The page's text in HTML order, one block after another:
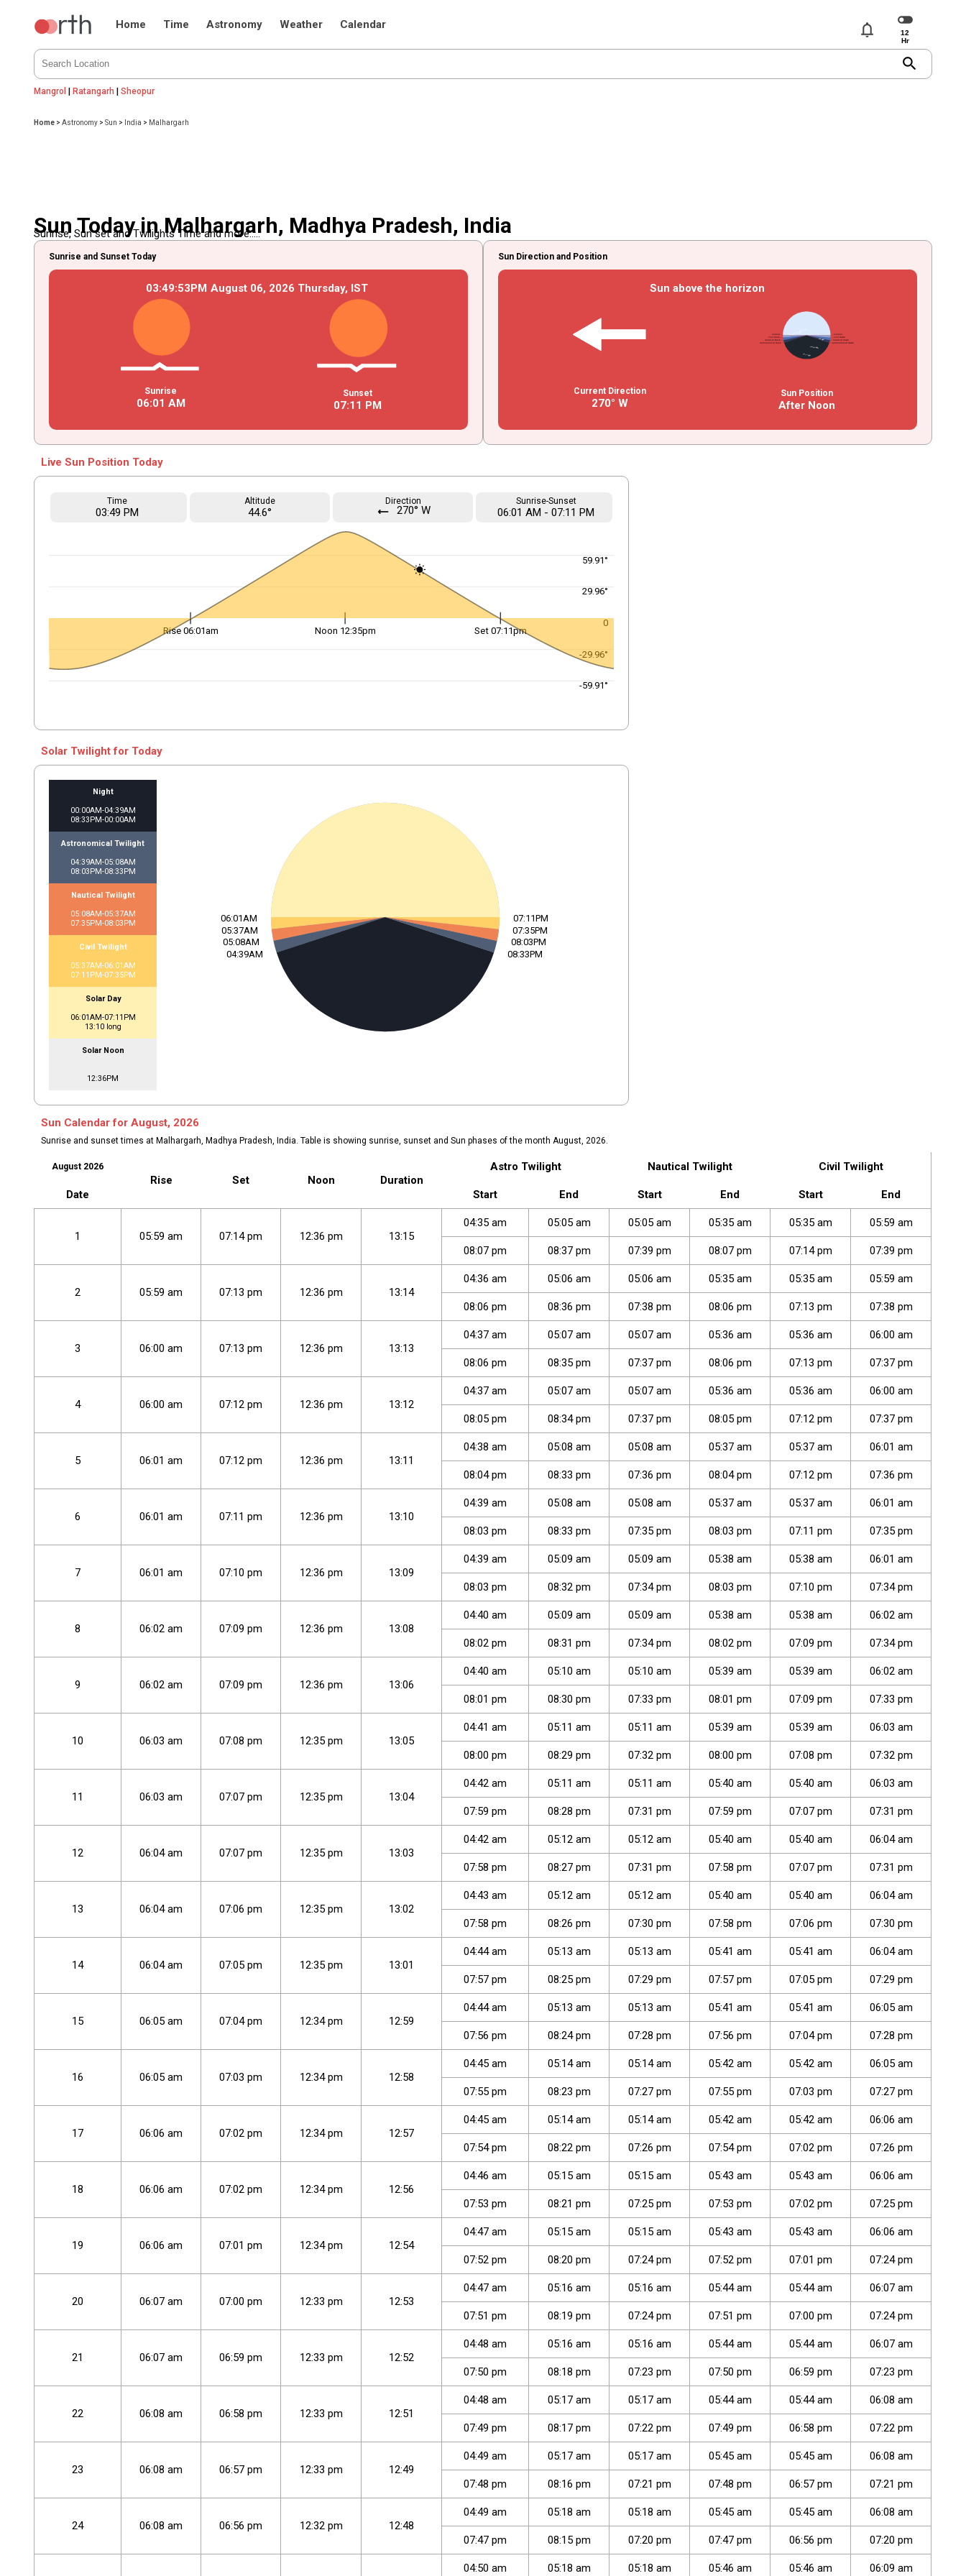
Home Time Astronomy Weather Calendar notifications
search
Mangrol |Ratangarh |Sheopur
Home >Astronomy >Sun > India > Malhargarh
Sun Today in Malhargarh, Madhya Pradesh, India
Sunrise, Sun set and Twilights Time and more.....
Sunrise and Sunset Today
03:49:54PM August 06, 2026 Thursday, IST
Sunrise
06:01 AM
Sunset
07:11 PM
Sun Direction and Position
Sun above the horizon
Current Direction
270° W
Sun Position
After Noon
Live Sun Position Today
Time
03:49 PM
Altitude
44.6°
Direction
straight 270° W
Sunrise-Sunset
06:01 AM -07:11 PM
Rise 06:01am Set 07:11pm
Noon 12:35pm
59.91°
29.96°
0
-29.96°
-59.91°
Solar Twilight for Today
Night
00:00AM-04:39AM
08:33PM-00:00AM
Astronomical Twilight
04:39AM-05:08AM
08:03PM-08:33PM
Nautical Twilight
05:08AM-05:37AM
07:35PM-08:03PM
Civil Twilight
05:37AM-06:01AM
07:11PM-07:35PM
Solar Day
06:01AM-07:11PM
13:10 long
Solar Noon
12:36PM
06:01AM
05:37AM
05:08AM
04:39AM 08:33PM
08:03PM
07:35PM
07:11PM
Sun Calendar for August, 2026
Sunrise and sunset times at Malhargarh, Madhya Pradesh, India. Table is showing sunrise, sunset and Sun phases of the month August, 2026.
August 2026
Rise Set Noon Duration
Astro Twilight Nautical Twilight Civil Twilight
Date Start End Start End Start End
1 05:59 am 07:14 pm 12:36 pm 13:15
04:35 am 05:05 am 05:05 am 05:35 am 05:35 am 05:59 am
08:07 pm 08:37 pm 07:39 pm 08:07 pm 07:14 pm 07:39 pm
2 05:59 am 07:13 pm 12:36 pm 13:14
04:36 am 05:06 am 05:06 am 05:35 am 05:35 am 05:59 am
08:06 pm 08:36 pm 07:38 pm 08:06 pm 07:13 pm 07:38 pm
3 06:00 am 07:13 pm 12:36 pm 13:13
04:37 am 05:07 am 05:07 am 05:36 am 05:36 am 06:00 am
08:06 pm 08:35 pm 07:37 pm 08:06 pm 07:13 pm 07:37 pm
4 06:00 am 07:12 pm 12:36 pm 13:12
04:37 am 05:07 am 05:07 am 05:36 am 05:36 am 06:00 am
08:05 pm 08:34 pm 07:37 pm 08:05 pm 07:12 pm 07:37 pm
5 06:01 am 07:12 pm 12:36 pm 13:11
04:38 am 05:08 am 05:08 am 05:37 am 05:37 am 06:01 am
08:04 pm 08:33 pm 07:36 pm 08:04 pm 07:12 pm 07:36 pm
6 06:01 am 07:11 pm 12:36 pm 13:10
04:39 am 05:08 am 05:08 am 05:37 am 05:37 am 06:01 am
08:03 pm 08:33 pm 07:35 pm 08:03 pm 07:11 pm 07:35 pm
7 06:01 am 07:10 pm 12:36 pm 13:09
04:39 am 05:09 am 05:09 am 05:38 am 05:38 am 06:01 am
08:03 pm 08:32 pm 07:34 pm 08:03 pm 07:10 pm 07:34 pm
8 06:02 am 07:09 pm 12:36 pm 13:08
04:40 am 05:09 am 05:09 am 05:38 am 05:38 am 06:02 am
08:02 pm 08:31 pm 07:34 pm 08:02 pm 07:09 pm 07:34 pm
9 06:02 am 07:09 pm 12:36 pm 13:06
04:40 am 05:10 am 05:10 am 05:39 am 05:39 am 06:02 am
08:01 pm 08:30 pm 07:33 pm 08:01 pm 07:09 pm 07:33 pm
10 06:03 am 07:08 pm 12:35 pm 13:05
04:41 am 05:11 am 05:11 am 05:39 am 05:39 am 06:03 am
08:00 pm 08:29 pm 07:32 pm 08:00 pm 07:08 pm 07:32 pm
11 06:03 am 07:07 pm 12:35 pm 13:04
04:42 am 05:11 am 05:11 am 05:40 am 05:40 am 06:03 am
07:59 pm 08:28 pm 07:31 pm 07:59 pm 07:07 pm 07:31 pm
12 06:04 am 07:07 pm 12:35 pm 13:03
04:42 am 05:12 am 05:12 am 05:40 am 05:40 am 06:04 am
07:58 pm 08:27 pm 07:31 pm 07:58 pm 07:07 pm 07:31 pm
13 06:04 am 07:06 pm 12:35 pm 13:02
04:43 am 05:12 am 05:12 am 05:40 am 05:40 am 06:04 am
07:58 pm 08:26 pm 07:30 pm 07:58 pm 07:06 pm 07:30 pm
14 06:04 am 07:05 pm 12:35 pm 13:01
04:44 am 05:13 am 05:13 am 05:41 am 05:41 am 06:04 am
07:57 pm 08:25 pm 07:29 pm 07:57 pm 07:05 pm 07:29 pm
15 06:05 am 07:04 pm 12:34 pm 12:59
04:44 am 05:13 am 05:13 am 05:41 am 05:41 am 06:05 am
07:56 pm 08:24 pm 07:28 pm 07:56 pm 07:04 pm 07:28 pm
16 06:05 am 07:03 pm 12:34 pm 12:58
04:45 am 05:14 am 05:14 am 05:42 am 05:42 am 06:05 am
07:55 pm 08:23 pm 07:27 pm 07:55 pm 07:03 pm 07:27 pm
17 06:06 am 07:02 pm 12:34 pm 12:57
04:45 am 05:14 am 05:14 am 05:42 am 05:42 am 06:06 am
07:54 pm 08:22 pm 07:26 pm 07:54 pm 07:02 pm 07:26 pm
18 06:06 am 07:02 pm 12:34 pm 12:56
04:46 am 05:15 am 05:15 am 05:43 am 05:43 am 06:06 am
07:53 pm 08:21 pm 07:25 pm 07:53 pm 07:02 pm 07:25 pm
19 06:06 am 07:01 pm 12:34 pm 12:54
04:47 am 05:15 am 05:15 am 05:43 am 05:43 am 06:06 am
07:52 pm 08:20 pm 07:24 pm 07:52 pm 07:01 pm 07:24 pm
20 06:07 am 07:00 pm 12:33 pm 12:53
04:47 am 05:16 am 05:16 am 05:44 am 05:44 am 06:07 am
07:51 pm 08:19 pm 07:24 pm 07:51 pm 07:00 pm 07:24 pm
21 06:07 am 06:59 pm 12:33 pm 12:52
04:48 am 05:16 am 05:16 am 05:44 am 05:44 am 06:07 am
07:50 pm 08:18 pm 07:23 pm 07:50 pm 06:59 pm 07:23 pm
22 06:08 am 06:58 pm 12:33 pm 12:51
04:48 am 05:17 am 05:17 am 05:44 am 05:44 am 06:08 am
07:49 pm 08:17 pm 07:22 pm 07:49 pm 06:58 pm 07:22 pm
23 06:08 am 06:57 pm 12:33 pm 12:49
04:49 am 05:17 am 05:17 am 05:45 am 05:45 am 06:08 am
07:48 pm 08:16 pm 07:21 pm 07:48 pm 06:57 pm 07:21 pm
24 06:08 am 06:56 pm 12:32 pm 12:48
04:49 am 05:18 am 05:18 am 05:45 am 05:45 am 06:08 am
07:47 pm 08:15 pm 07:20 pm 07:47 pm 06:56 pm 07:20 pm
04:50 am 05:18 am 05:18 am 05:46 am 05:46 am 06:09 am